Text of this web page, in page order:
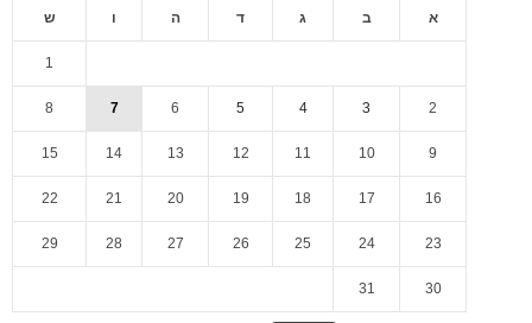
א ב ג ד ה ו ש
1
2
3
4
5
6
7
8
9
10
11
12
13
14
15
16
17
18
19
20
21
22
23
24
25
26
27
28
29
30
31